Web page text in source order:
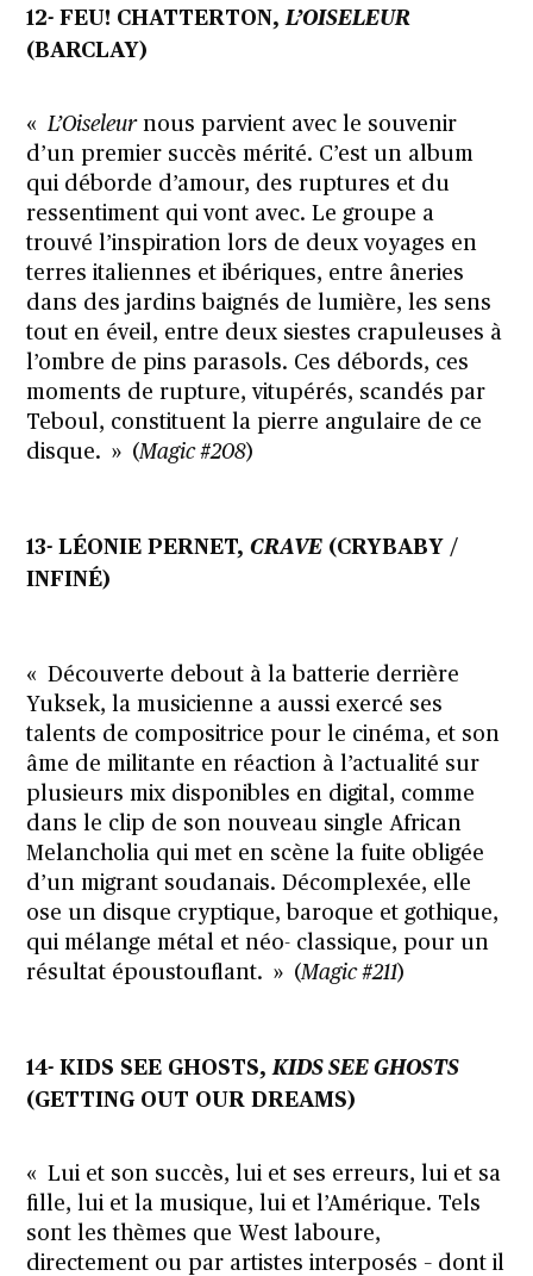
12- FEU! CHATTERTON,L’OISELEUR
(BARCLAY)
«L’Oiseleurnous parvient avec le souvenir
d’un premier succès mérité. C’est un album
qui déborde d’amour, des ruptures et du
ressentiment qui vont avec. Le groupe a
trouvé l’inspiration lors de deux voyages en
terres italiennes et ibériques, entre âneries
dans des jardins baignés de lumière, les sens
tout en éveil, entre deux siestes crapuleuses à
l’ombre de pins parasols. Ces débords, ces
moments de rupture, vitupérés, scandés par
Teboul, constituent la pierre angulaire de ce
disque. » (Magic #208)
13- LÉONIE PERNET,CRAVE (CRYBABY /
INFINÉ)
« Découverte debout à la batterie derrière
Yuksek, la musicienne a aussi exercé ses
talents de compositrice pour le cinéma, et son
âme de militante en réaction à l’actualité sur
plusieurs mix disponibles en digital, comme
dans le clip de son nouveau single African
Melancholia qui met en scène la fuite obligée
d’un migrant soudanais. Décomplexée, elle
ose un disque cryptique, baroque et gothique,
qui mélange métal et néo- classique, pour un
résultat époustouflant. » (Magic #211)
14- KIDS SEE GHOSTS,KIDS SEE GHOSTS
(GETTING OUT OUR DREAMS)
« Lui et son succès, lui et ses erreurs, lui et sa
fille, lui et la musique, lui et l’Amérique. Tels
sont les thèmes que West laboure,
directement ou par artistes interposés – dont il